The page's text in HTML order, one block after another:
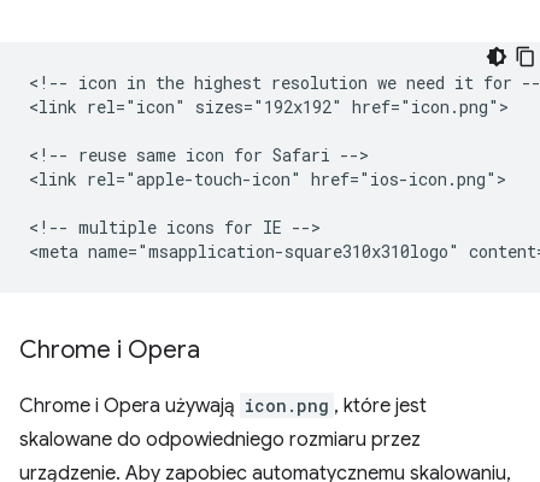
<!-- icon in the highest resolution we need it for
<link rel="icon" sizes="192x192" href="icon.png">
<!-- reuse same icon for Safari -->
<link rel="apple-touch-icon" href="ios-icon.png">
<!-- multiple icons for IE -->
Chrome i Opera
Chrome i Opera używają icon.png , które jest
skalowane do odpowiedniego rozmiaru przez
urządzenie. Aby zapobiec automatycznemu skalowaniu,